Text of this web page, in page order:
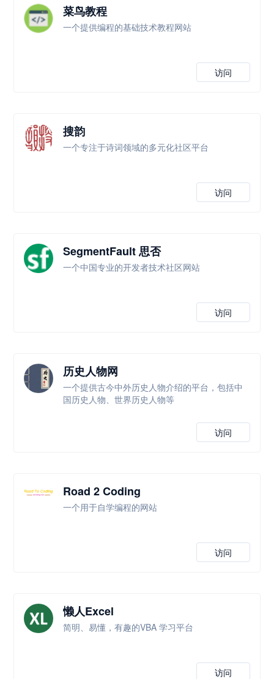
菜鸟教程
一个提供编程的基础技术教程网站
访问
搜韵
一个专注于诗词领域的多元化社区平台
访问
SegmentFault 思否
一个中国专业的开发者技术社区网站
访问
历史人物网
一个提供古今中外历史人物介绍的平台，包括中
国历史人物、世界历史人物等
访问
Road 2 Coding
一个用于自学编程的网站
访问
懒人Excel
简明、易懂，有趣的VBA 学习平台
访问